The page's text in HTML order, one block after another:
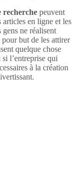
recherche peuvent
articles en ligne et les
ne réalisent
but de les attirer
quelque chose
l’entreprise qui
à la création